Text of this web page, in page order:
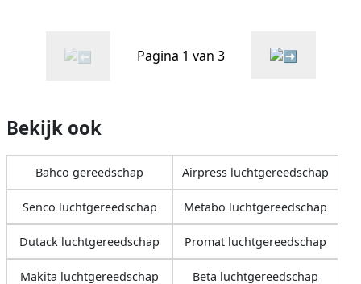
Pagina 1 van 3
Bekijk ook
Bahco gereedschap Airpress luchtgereedschap
Senco luchtgereedschap Metabo luchtgereedschap
Dutack luchtgereedschap Promat luchtgereedschap
Makita luchtgereedschap Beta luchtgereedschap